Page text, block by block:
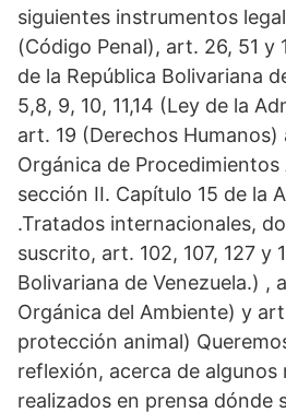
siguientes instrumentos
(Código Penal), art. 26, 51 y
de la República Bolivariana
5,8, 9, 10, 11,14 (Ley de la
art. 19 (Derechos
Orgánica de
sección II. Capítulo 15 de la
.Tratados internacionales,
suscrito, art. 102, 107, 127 y
Bolivariana de Venezuela.) ,
Orgánica del Ambiente) y
protección animal)
reflexión, acerca de algunos
realizados en prensa dónde